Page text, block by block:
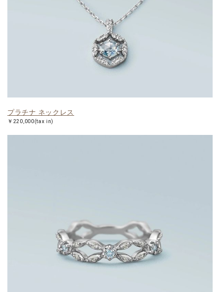
プラチナ ネックレス
￥220,000(tax in)